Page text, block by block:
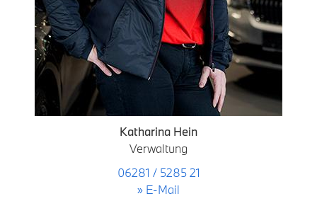
Katharina Hein
Verwaltung
06281 / 5285 21
» E-Mail